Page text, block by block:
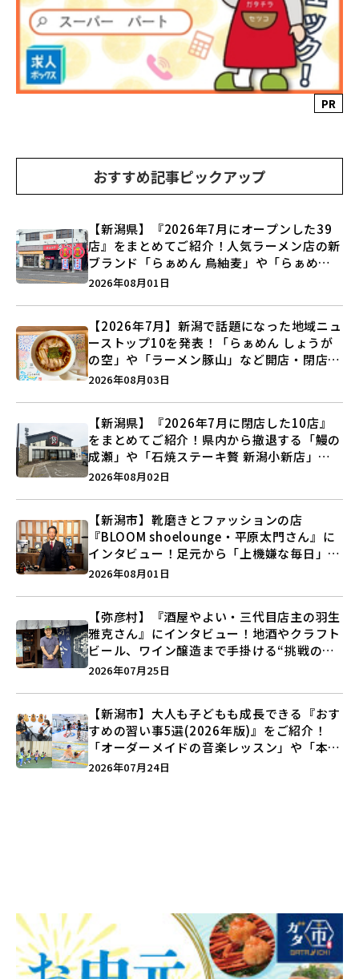
PR
おすすめ記事ピックアップ
【新潟県】『2026年7月にオープンした39
店』をまとめてご紹介！人気ラーメン店の新
ブランド「らぁめん 鳥紬麦」や「らぁめん
しょうがの空」など盛りだくさん♪
2026年08月01日
【2026年7月】新潟で話題になった地域ニュ
ーストップ10を発表！「らぁめん しょうが
の空」や「ラーメン豚山」など開店・閉店の
注目記事をランキングでご紹介♪
2026年08月03日
【新潟県】『2026年7月に閉店した10店』
をまとめてご紹介！県内から撤退する「鰻の
成瀬」や「石焼ステーキ贅 新潟小新店」が
営業に幕…。
2026年08月02日
【新潟市】靴磨きとファッションの店
『BLOOM shoelounge・平原太門さん』に
インタビュー！足元から「上機嫌な毎日」を
つくる装いの提案とは？
2026年08月01日
【弥彦村】『酒屋やよい・三代目店主の羽生
雅克さん』にインタビュー！地酒やクラフト
ビール、ワイン醸造まで手掛ける“挑戦の歴
史”に迫る♪
2026年07月25日
【新潟市】大人も子どもも成長できる『おす
すめの習い事5選(2026年版)』をご紹介！
「オーダーメイドの音楽レッスン」や「本格
キックボクシング」で新しい自分を見つけよ
2026年07月24日